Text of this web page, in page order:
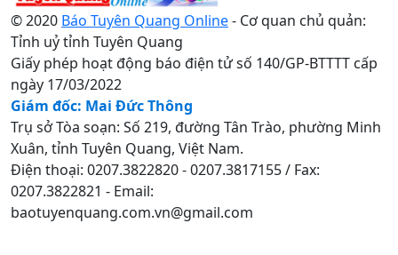
© 2020 Báo Tuyên Quang Online- Cơ quan chủ quản:
Tỉnh uỷ tỉnh Tuyên Quang
Giấy phép hoạt động báo điện tử số 140/GP-BTTTT cấp
ngày 17/03/2022
Giám đốc: Mai Đức Thông
Trụ sở Tòa soạn: Số 219, đường Tân Trào, phường Minh
Xuân, tỉnh Tuyên Quang, Việt Nam.
Điện thoại: 0207.3822820 - 0207.3817155 / Fax:
0207.3822821 - Email:
baotuyenquang.com.vn@gmail.com